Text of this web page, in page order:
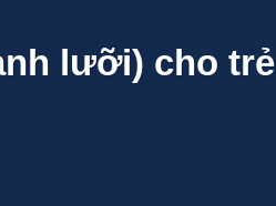
lưỡi) cho trẻ